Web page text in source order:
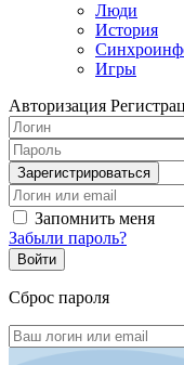
Люди
История
Игры
Авторизация
Запомнить меня
Забыли пароль?
Сброс пароля